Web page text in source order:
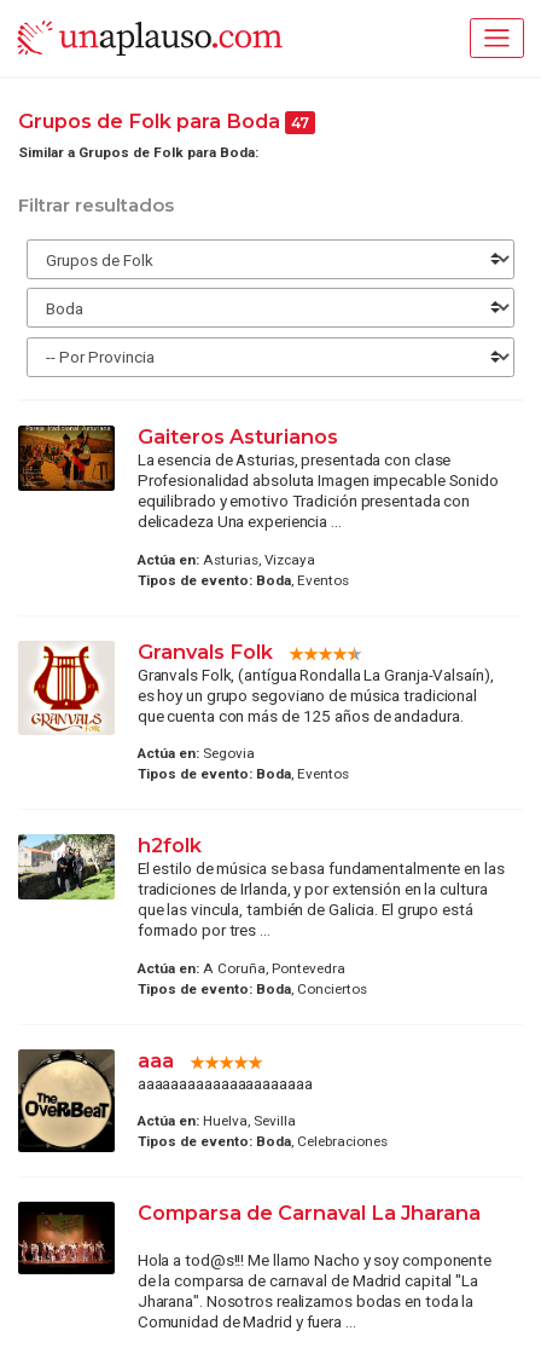
Grupos de Folk para Boda 47
Similar a Grupos de Folk para Boda:
Filtrar resultados
Gaiteros Asturianos
La esencia de Asturias, presentada con clase
Profesionalidad absoluta Imagen impecable Sonido
equilibrado y emotivo Tradición presentada con
delicadeza Una experiencia ...
Actúa en:Asturias, Vizcaya
Tipos de evento: Boda, Eventos
Granvals Folk
Granvals Folk, (antígua Rondalla La Granja-Valsaín),
es hoy un grupo segoviano de música tradicional
que cuenta con más de 125 años de andadura.
Actúa en:Segovia
Tipos de evento: Boda, Eventos
h2folk
El estilo de música se basa fundamentalmente en las
tradiciones de Irlanda, y por extensión en la cultura
que las vincula, también de Galicia. El grupo está
formado por tres ...
Actúa en:A Coruña, Pontevedra
Tipos de evento: Boda, Conciertos
aaa
aaaaaaaaaaaaaaaaaaaaa
Actúa en:Huelva, Sevilla
Tipos de evento: Boda, Celebraciones
Comparsa de Carnaval La Jharana
Hola a tod@s!!! Me llamo Nacho y soy componente
de la comparsa de carnaval de Madrid capital "La
Jharana". Nosotros realizamos bodas en toda la
Comunidad de Madrid y fuera ...